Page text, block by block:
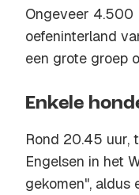
Ongeveer 4.500
oefeninterland
een grote groep
Enkele
Rond 20.45 uur,
Engelsen in het
gekomen", aldus